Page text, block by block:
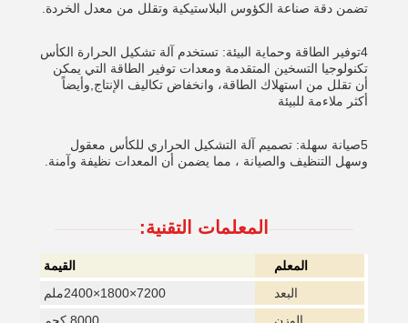
تضمن دقة صناعة الكؤوس البلاستيكية وتقلل من معدل الخردة.
4توفير الطاقة وحماية البيئة: تستخدم آلة تشكيل الحرارة الكأس
تكنولوجيا التسخين المتقدمة ومعدات توفير الطاقة التي يمكن
أن تقلل من استهلاك الطاقة، وانخفاض تكاليف الإنتاج,وأيضاً
أكثر ملاءمة للبيئة
5صيانة سهلة: تصميم آلة التشكيل الحراري للكأس معقول
وسهل التنظيف والصيانة ، مما يضمن أن المعدات نظيفة وآمنة.
المعلمات التقنية:
المعلم
القيمة
البعد
7200×1800×2400ملم